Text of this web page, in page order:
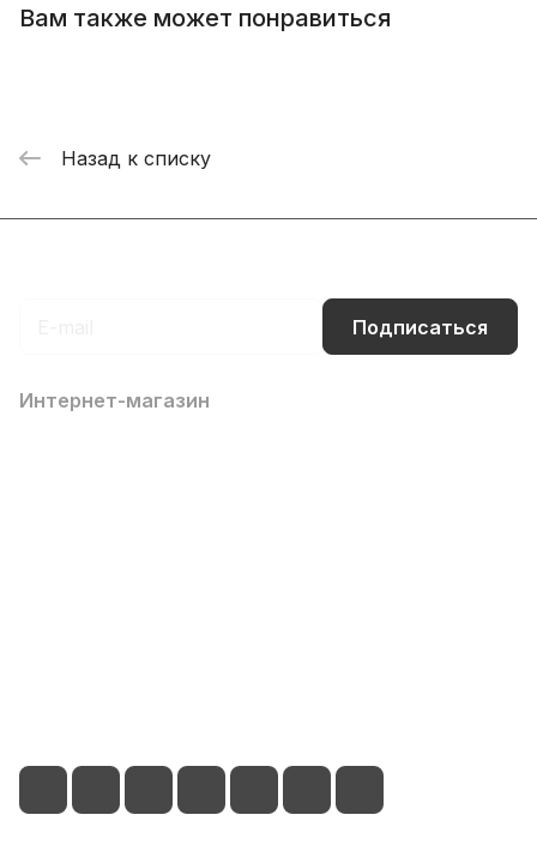
Вам также может понравиться
Назад к списку
Подписаться
Интернет-магазин